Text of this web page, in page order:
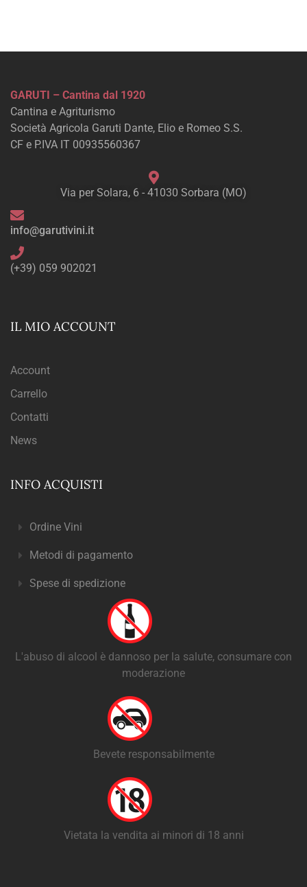
GARUTI – Cantina dal 1920
Cantina e Agriturismo
Società Agricola Garuti Dante, Elio e Romeo S.S.
CF e P.IVA IT 00935560367
Via per Solara, 6 - 41030 Sorbara (MO)
info@garutivini.it
(+39) 059 902021
IL MIO ACCOUNT
Account
Carrello
Contatti
News
INFO ACQUISTI
Ordine Vini
Metodi di pagamento
Spese di spedizione
L'abuso di alcool è dannoso per la salute, consumare con
moderazione
Bevete responsabilmente
Vietata la vendita ai minori di 18 anni